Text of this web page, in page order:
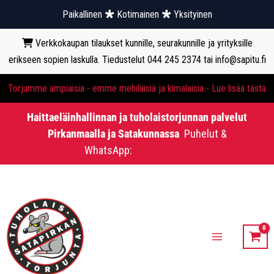
Paikallinen Kotimainen Yksityinen
Verkkokaupan tilaukset kunnille, seurakunnille ja yrityksille
erikseen sopien laskulla. Tiedustelut 044 245 2374 tai info@sapitu.fi
Torjumme ampiaisia - emme mehiläisiä ja kimalaisia - Lue lisää tästä
Haittaeläinhallinnan ja tuholaistorjunnan palvelut
Pirkanmaalla ja Satakunnassa Puhelut &
WhatsApp:
sisältöön